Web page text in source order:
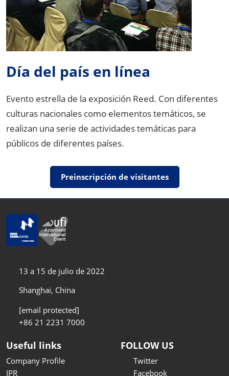
Día del país en línea
Evento estrella de la exposición Reed. Con diferentes
culturas nacionales como elementos temáticos, se
realizan una serie de actividades temáticas para
públicos de diferentes países.
Preinscripción de visitantes
13 a 15 de julio de 2022
Shanghai, China
[email protected]
+86 21 2231 7000
Useful links
Company Profile
IPR
FOLLOW US
Twitter
Facebook